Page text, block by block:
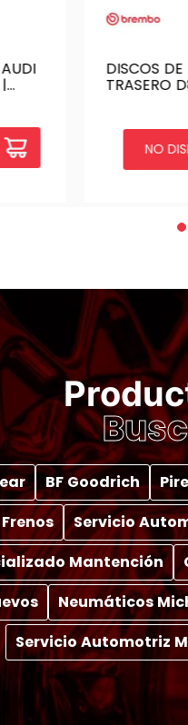
DISCOS DE
TRASERO
BMO
NO
BF Goodrich
Frenos Servicio
Mantención
Neumáticos
Servicio Automotriz